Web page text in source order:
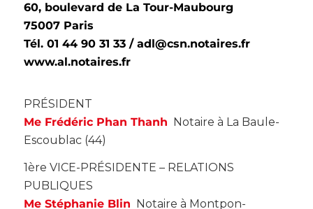
60, boulevard de La Tour-Maubourg
75007 Paris
Tél. 01 44 90 31 33 / adl@csn.notaires.fr
www.al.notaires.fr
PRÉSIDENT
Me Frédéric Phan Thanh Notaire à La Baule-
Escoublac (44)
1ère VICE-PRÉSIDENTE – RELATIONS
PUBLIQUES
Me Stéphanie Blin Notaire à Montpon-